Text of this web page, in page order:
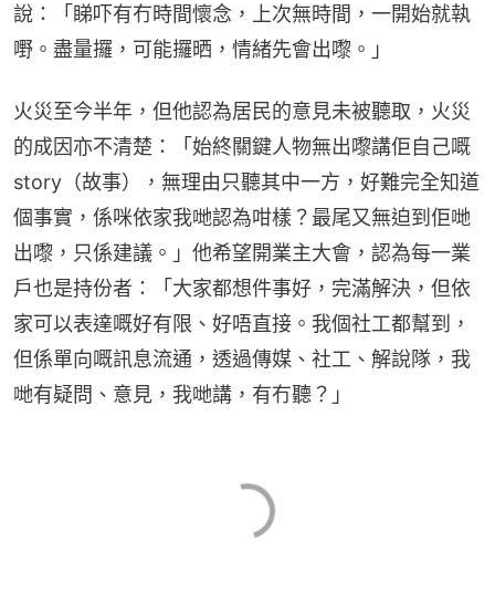
說：「睇吓有冇時間懷念，上次無時間，一開始就執
嘢。盡量攞，可能攞晒，情緒先會出嚟。」
火災至今半年，但他認為居民的意見未被聽取，火災
的成因亦不清楚：「始終關鍵人物無出嚟講佢自己嘅
story（故事），無理由只聽其中一方，好難完全知道
個事實，係咪依家我哋認為咁樣？最尾又無迫到佢哋
出嚟，只係建議。」他希望開業主大會，認為每一業
戶也是持份者：「大家都想件事好，完滿解決，但依
家可以表達嘅好有限、好唔直接。我個社工都幫到，
但係單向嘅訊息流通，透過傳媒、社工、解說隊，我
哋有疑問、意見，我哋講，有冇聽？」